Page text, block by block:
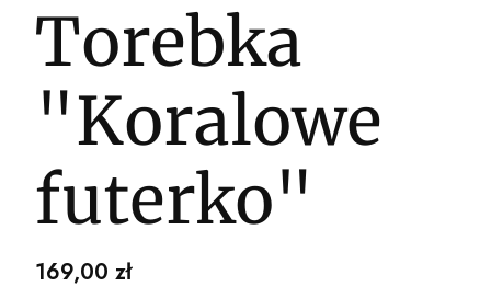
Torebka
"Koralowe
futerko"
Cena
169,00 zł